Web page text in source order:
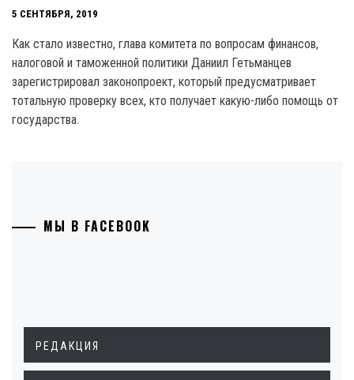
5 СЕНТЯБРЯ, 2019
Как стало известно, глава комитета по вопросам финансов,
налоговой и таможенной политики Даниил Гетьманцев
зарегистрировал законопроект, который предусматривает
тотальную проверку всех, кто получает какую-либо помощь от
государства.
МЫ В FACEBOOK
РЕДАКЦИЯ